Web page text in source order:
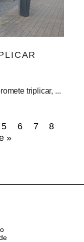
triplicar, ...
5 6 7
8
»